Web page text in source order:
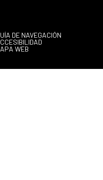
DE NAVEGACIÓN
WEB